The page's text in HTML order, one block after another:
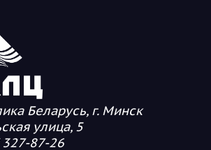
Беларусь, г. Минск
улица, 5
87-26